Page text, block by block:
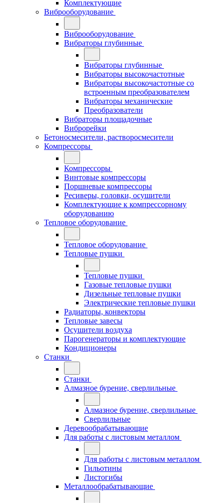
Комплектующие
Виброоборудование
Виброоборудование
Вибраторы глубинные
Вибраторы глубинные
Вибраторы высокочастотные
Вибраторы высокочастотные со
встроенным преобразователем
Вибраторы механические
Преобразователи
Вибраторы площадочные
Виброрейки
Бетоносмесители, растворосмесители
Компрессоры
Компрессоры
Винтовые компрессоры
Поршневые компрессоры
Ресиверы, головки, осушители
Комплектующие к компрессорному
оборудованию
Тепловое оборудование
Тепловое оборудование
Тепловые пушки
Тепловые пушки
Газовые тепловые пушки
Дизельные тепловые пушки
Электрические тепловые пушки
Радиаторы, конвекторы
Тепловые завесы
Осушители воздуха
Парогенераторы и комплектующие
Кондиционеры
Станки
Станки
Алмазное бурение, сверлильные
Алмазное бурение, сверлильные
Сверлильные
Деревообрабатывающие
Для работы с листовым металлом
Для работы с листовым металлом
Гильотины
Листогибы
Металлообрабатывающие